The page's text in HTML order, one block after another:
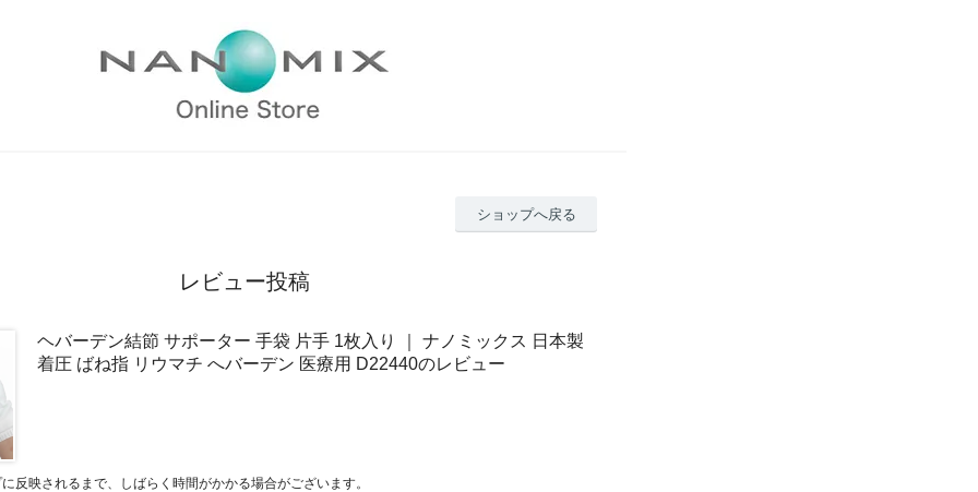
ショップへ戻る
レビュー投稿
ヘバーデン結節 サポーター 手袋 片手 1枚入り ｜ ナノミックス 日本製
着圧 ばね指 リウマチ へバーデン 医療用 D22440のレビュー
反映されるまで、しばらく時間がかかる場合がございます。